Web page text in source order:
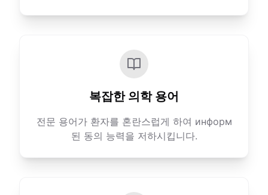
복잡한 의학 용어
전문 용어가 환자를 혼란스럽게 하여 информ
된 동의 능력을 저하시킵니다.